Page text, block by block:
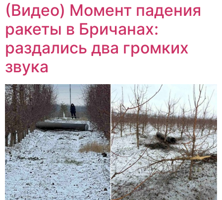
(Видео) Момент падения
ракеты в Бричанах:
раздались два громких
звука